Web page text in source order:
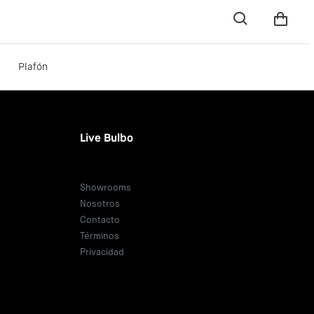
Plafón
Live Bulbo
Showrooms
Nosotros
Contacto
Términos
Privacidad